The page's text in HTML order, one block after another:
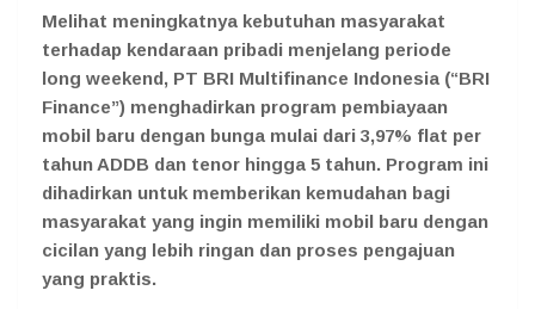
Melihat meningkatnya kebutuhan masyarakat
terhadap kendaraan pribadi menjelang periode
long weekend, PT BRI Multifinance Indonesia (“BRI
Finance”) menghadirkan program pembiayaan
mobil baru dengan bunga mulai dari 3,97% flat per
tahun ADDB dan tenor hingga 5 tahun. Program ini
dihadirkan untuk memberikan kemudahan bagi
masyarakat yang ingin memiliki mobil baru dengan
cicilan yang lebih ringan dan proses pengajuan
yang praktis.